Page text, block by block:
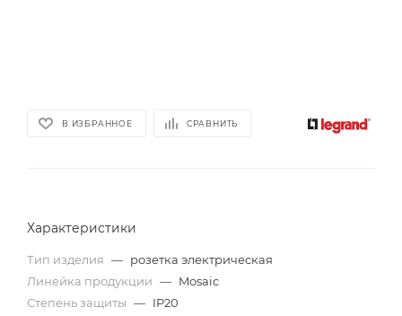
В ИЗБРАННОЕ СРАВНИТЬ
Характеристики
Тип изделия — розетка электрическая
Линейка продукции — Mosaic
Степень защиты — IP20